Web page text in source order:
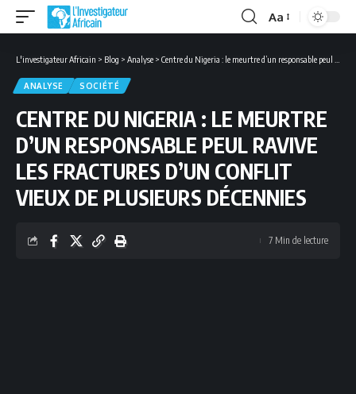
Font
Aa
L'investigateur Africain > Blog > Analyse > Centre du Nigeria : le meurtre d’un responsable peul ravive les fractures d’un conflit vieux de plusieurs décennies
ANALYSE SOCIÉTÉ
CENTRE DU NIGERIA : LE MEURTRE
D’UN RESPONSABLE PEUL RAVIVE
LES FRACTURES D’UN CONFLIT
VIEUX DE PLUSIEURS DÉCENNIES
7 Min de lecture